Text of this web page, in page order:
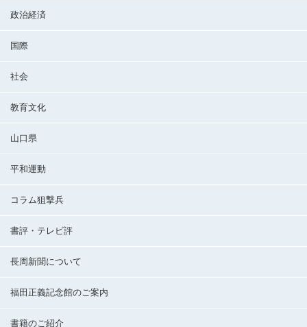
政治経済
国際
社会
教育文化
山口県
平和運動
コラム狙撃兵
書評・テレビ評
長周新聞について
福田正義記念館のご案内
書籍のご紹介